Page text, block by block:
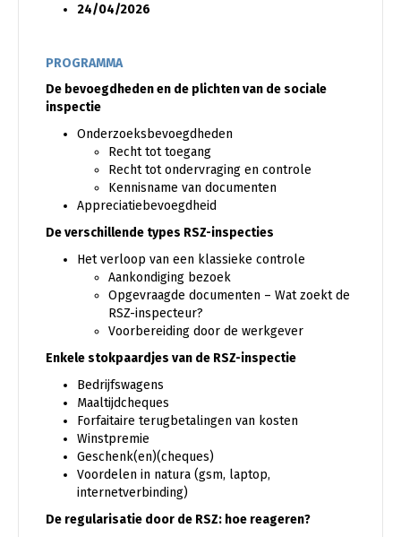
24/04/2026
PROGRAMMA
De bevoegdheden en de plichten van de sociale
inspectie
Onderzoeksbevoegdheden
Recht tot toegang
Recht tot ondervraging en controle
Kennisname van documenten
Appreciatiebevoegdheid
De verschillende types RSZ-inspecties
Het verloop van een klassieke controle
Aankondiging bezoek
Opgevraagde documenten – Wat zoekt de
RSZ-inspecteur?
Voorbereiding door de werkgever
Enkele stokpaardjes van de RSZ-inspectie
Bedrijfswagens
Maaltijdcheques
Forfaitaire terugbetalingen van kosten
Winstpremie
Geschenk(en)(cheques)
Voordelen in natura (gsm, laptop,
internetverbinding)
De regularisatie door de RSZ: hoe reageren?